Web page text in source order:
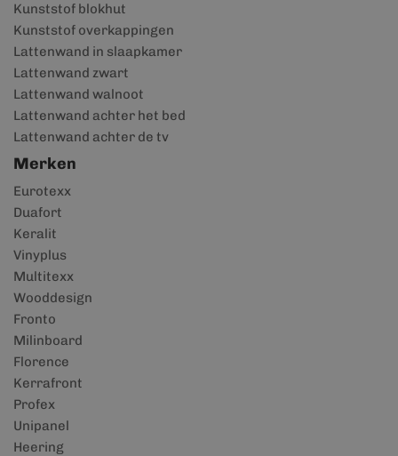
Kunststof blokhut
Kunststof overkappingen
Lattenwand in slaapkamer
Lattenwand zwart
Lattenwand walnoot
Lattenwand achter het bed
Lattenwand achter de tv
Merken
Eurotexx
Duafort
Keralit
Vinyplus
Multitexx
Wooddesign
Fronto
Milinboard
Florence
Kerrafront
Profex
Unipanel
Heering